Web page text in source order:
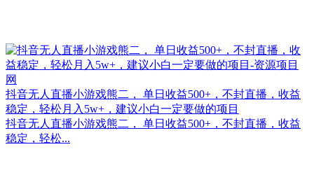
抖音无人直播小游戏熊二， 单日收益500+，不封直播，收益
稳定，轻松月入5w+，建议小白一定要做的项目
抖音无人直播小游戏熊二， 单日收益500+，不封直播，收益
稳定，轻松...